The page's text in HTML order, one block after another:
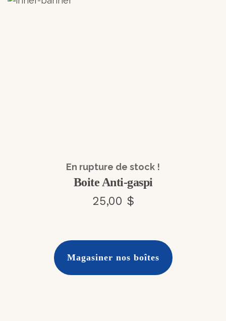
En rupture de stock !
Boite Anti-gaspi
25,00 $
Magasiner nos boîtes